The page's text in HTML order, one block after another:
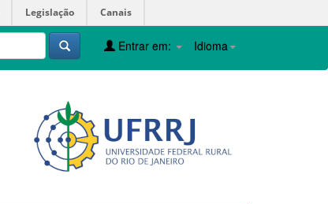
Legislação Canais
Idioma
Entrar em: